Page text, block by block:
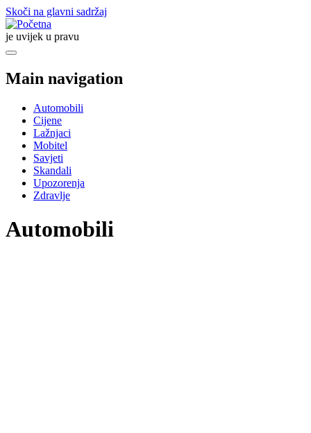
Skoči na glavni sadržaj
je uvijek u pravu
Main navigation
Automobili
Cijene
Lažnjaci
Mobitel
Savjeti
Skandali
Upozorenja
Zdravlje
Automobili